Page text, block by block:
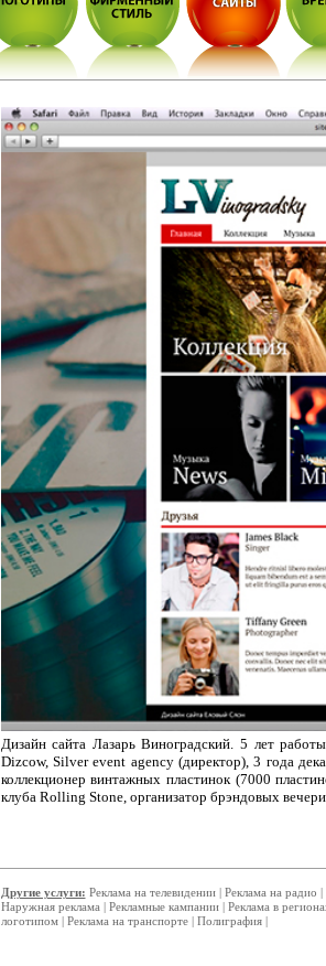
Дизайн сайта Лазарь Виноградский. 5 лет
Dizcow, Silver event agency (директор), 3 года
коллекционер винтажных пластинок (7000
клуба Rolling Stone, организатор брэндовых
Другие услуги: Реклама на телевидении| Реклама на радио |
Наружная реклама | Рекламные кампании| Реклама в
логотипом| Реклама на транспорте| Полиграфия|